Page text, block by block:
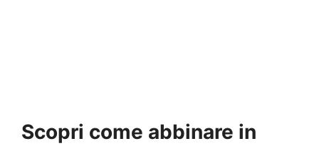
Scopri come abbinare in